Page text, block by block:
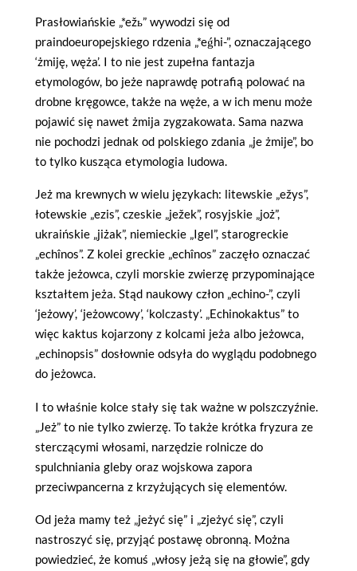
Prasłowiańskie „*ežь” wywodzi się od
praindoeuropejskiego rdzenia „*eǵhi-”, oznaczającego
‘żmiję, węża’. I to nie jest zupełna fantazja
etymologów, bo jeże naprawdę potrafią polować na
drobne kręgowce, także na węże, a w ich menu może
pojawić się nawet żmija zygzakowata. Sama nazwa
nie pochodzi jednak od polskiego zdania „je żmije”, bo
to tylko kusząca etymologia ludowa.
Jeż ma krewnych w wielu językach: litewskie „ežys”,
łotewskie „ezis”, czeskie „ježek”, rosyjskie „joż”,
ukraińskie „jiżak”, niemieckie „Igel”, starogreckie
„echînos”. Z kolei greckie „echînos” zaczęło oznaczać
także jeżowca, czyli morskie zwierzę przypominające
kształtem jeża. Stąd naukowy człon „echino-”, czyli
‘jeżowy’, ‘jeżowcowy’, ‘kolczasty’. „Echinokaktus” to
więc kaktus kojarzony z kolcami jeża albo jeżowca,
„echinopsis” dosłownie odsyła do wyglądu podobnego
do jeżowca.
I to właśnie kolce stały się tak ważne w polszczyźnie.
„Jeż” to nie tylko zwierzę. To także krótka fryzura ze
sterczącymi włosami, narzędzie rolnicze do
spulchniania gleby oraz wojskowa zapora
przeciwpancerna z krzyżujących się elementów.
Od jeża mamy też „jeżyć się” i „zjeżyć się”, czyli
nastroszyć się, przyjąć postawę obronną. Można
powiedzieć, że komuś „włosy jeżą się na głowie”, gdy